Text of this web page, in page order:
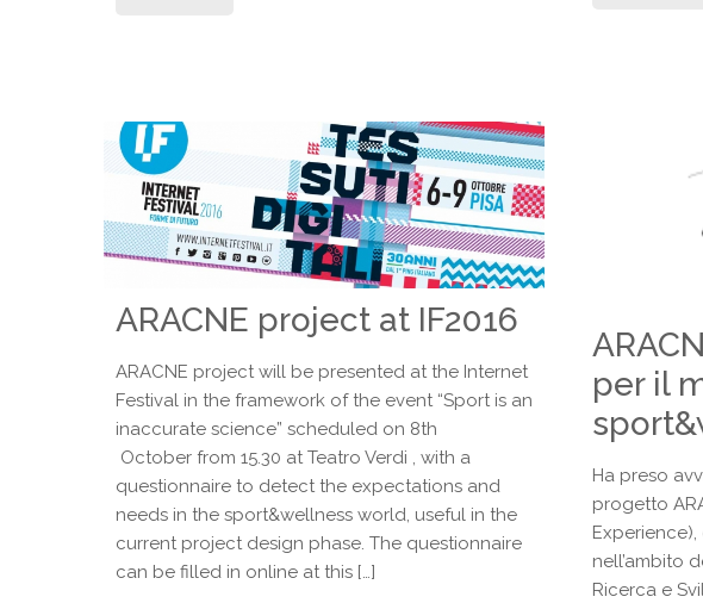
ARACNE project at IF2016
ARACNE project will be presented at the Internet
Festival in the framework of the event “Sport is an
inaccurate science” scheduled on 8th
October from 15.30 at Teatro Verdi , with a
questionnaire to detect the expectations and
needs in the sport&wellness world, useful in the
current project design phase. The questionnaire
can be filled in online at this […]
per il
Ha preso
progetto
nell’ambito
Ricerca e